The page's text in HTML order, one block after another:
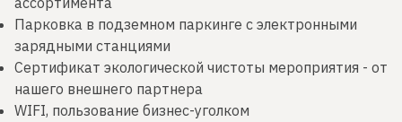
Парковка в подземном паркинге с электронными
зарядными станциями
Сертификат экологической чистоты мероприятия - от
нашего внешнего партнера
WIFI, пользование бизнес-уголком